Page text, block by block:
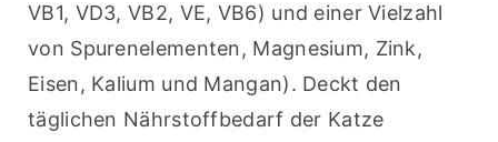
VB1, VD3, VB2, VE, VB6) und einer Vielzahl
von Spurenelementen, Magnesium, Zink,
Eisen, Kalium und Mangan). Deckt den
täglichen Nährstoffbedarf der Katze